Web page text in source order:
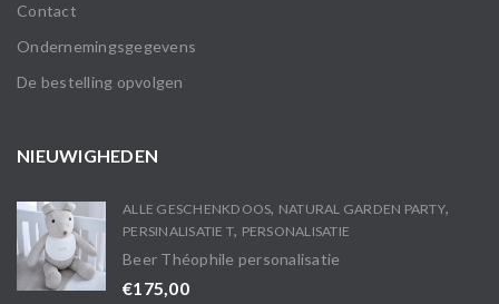
Contact
Ondernemingsgegevens
De bestelling opvolgen
NIEUWIGHEDEN
ALLE GESCHENKDOOS, NATURAL GARDEN PARTY,
PERSINALISATIE T, PERSONALISATIE
Beer Théophile personalisatie
€175,00